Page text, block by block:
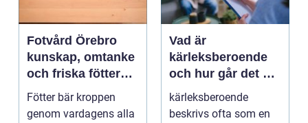
Fotvård Örebro
kunskap, omtanke
och friska fötter
året runt
Fötter bär kroppen
genom vardagens alla
Vad är
kärleksberoende
och hur går det att
bryta mönstret?
kärleksberoende
beskrivs ofta som en